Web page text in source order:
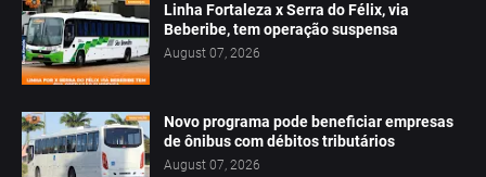
Linha Fortaleza x Serra do Félix, via
Beberibe, tem operação suspensa
August 07, 2026
Novo programa pode beneficiar empresas
de ônibus com débitos tributários
August 07, 2026